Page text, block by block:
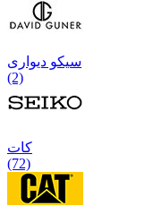
سیکو دیواری
(2)
كات
(72)